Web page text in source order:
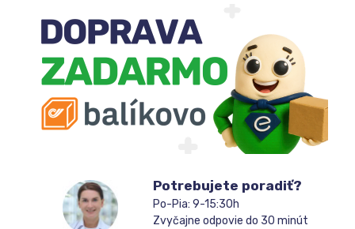
čakateľov
Potrebujete poradiť?
Po-Pia: 9-15:30h
Zvyčajne odpovie do 30 minút